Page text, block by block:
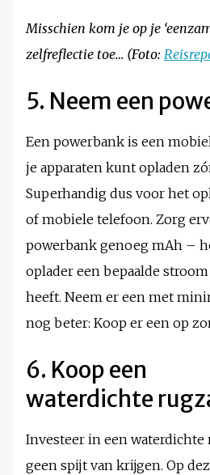
Misschien kom je op je
zelfreflectie toe… (Foto:
5. Neem een
Een powerbank is een
je apparaten kunt opladen
Superhandig dus voor het
of mobiele telefoon. Zorg
powerbank genoeg mAh –
oplader een bepaalde
heeft. Neem er een met
nog beter: Koop er een op
6. Koop een
waterdichte
Investeer in een waterdichte
geen spijt van krijgen. Op